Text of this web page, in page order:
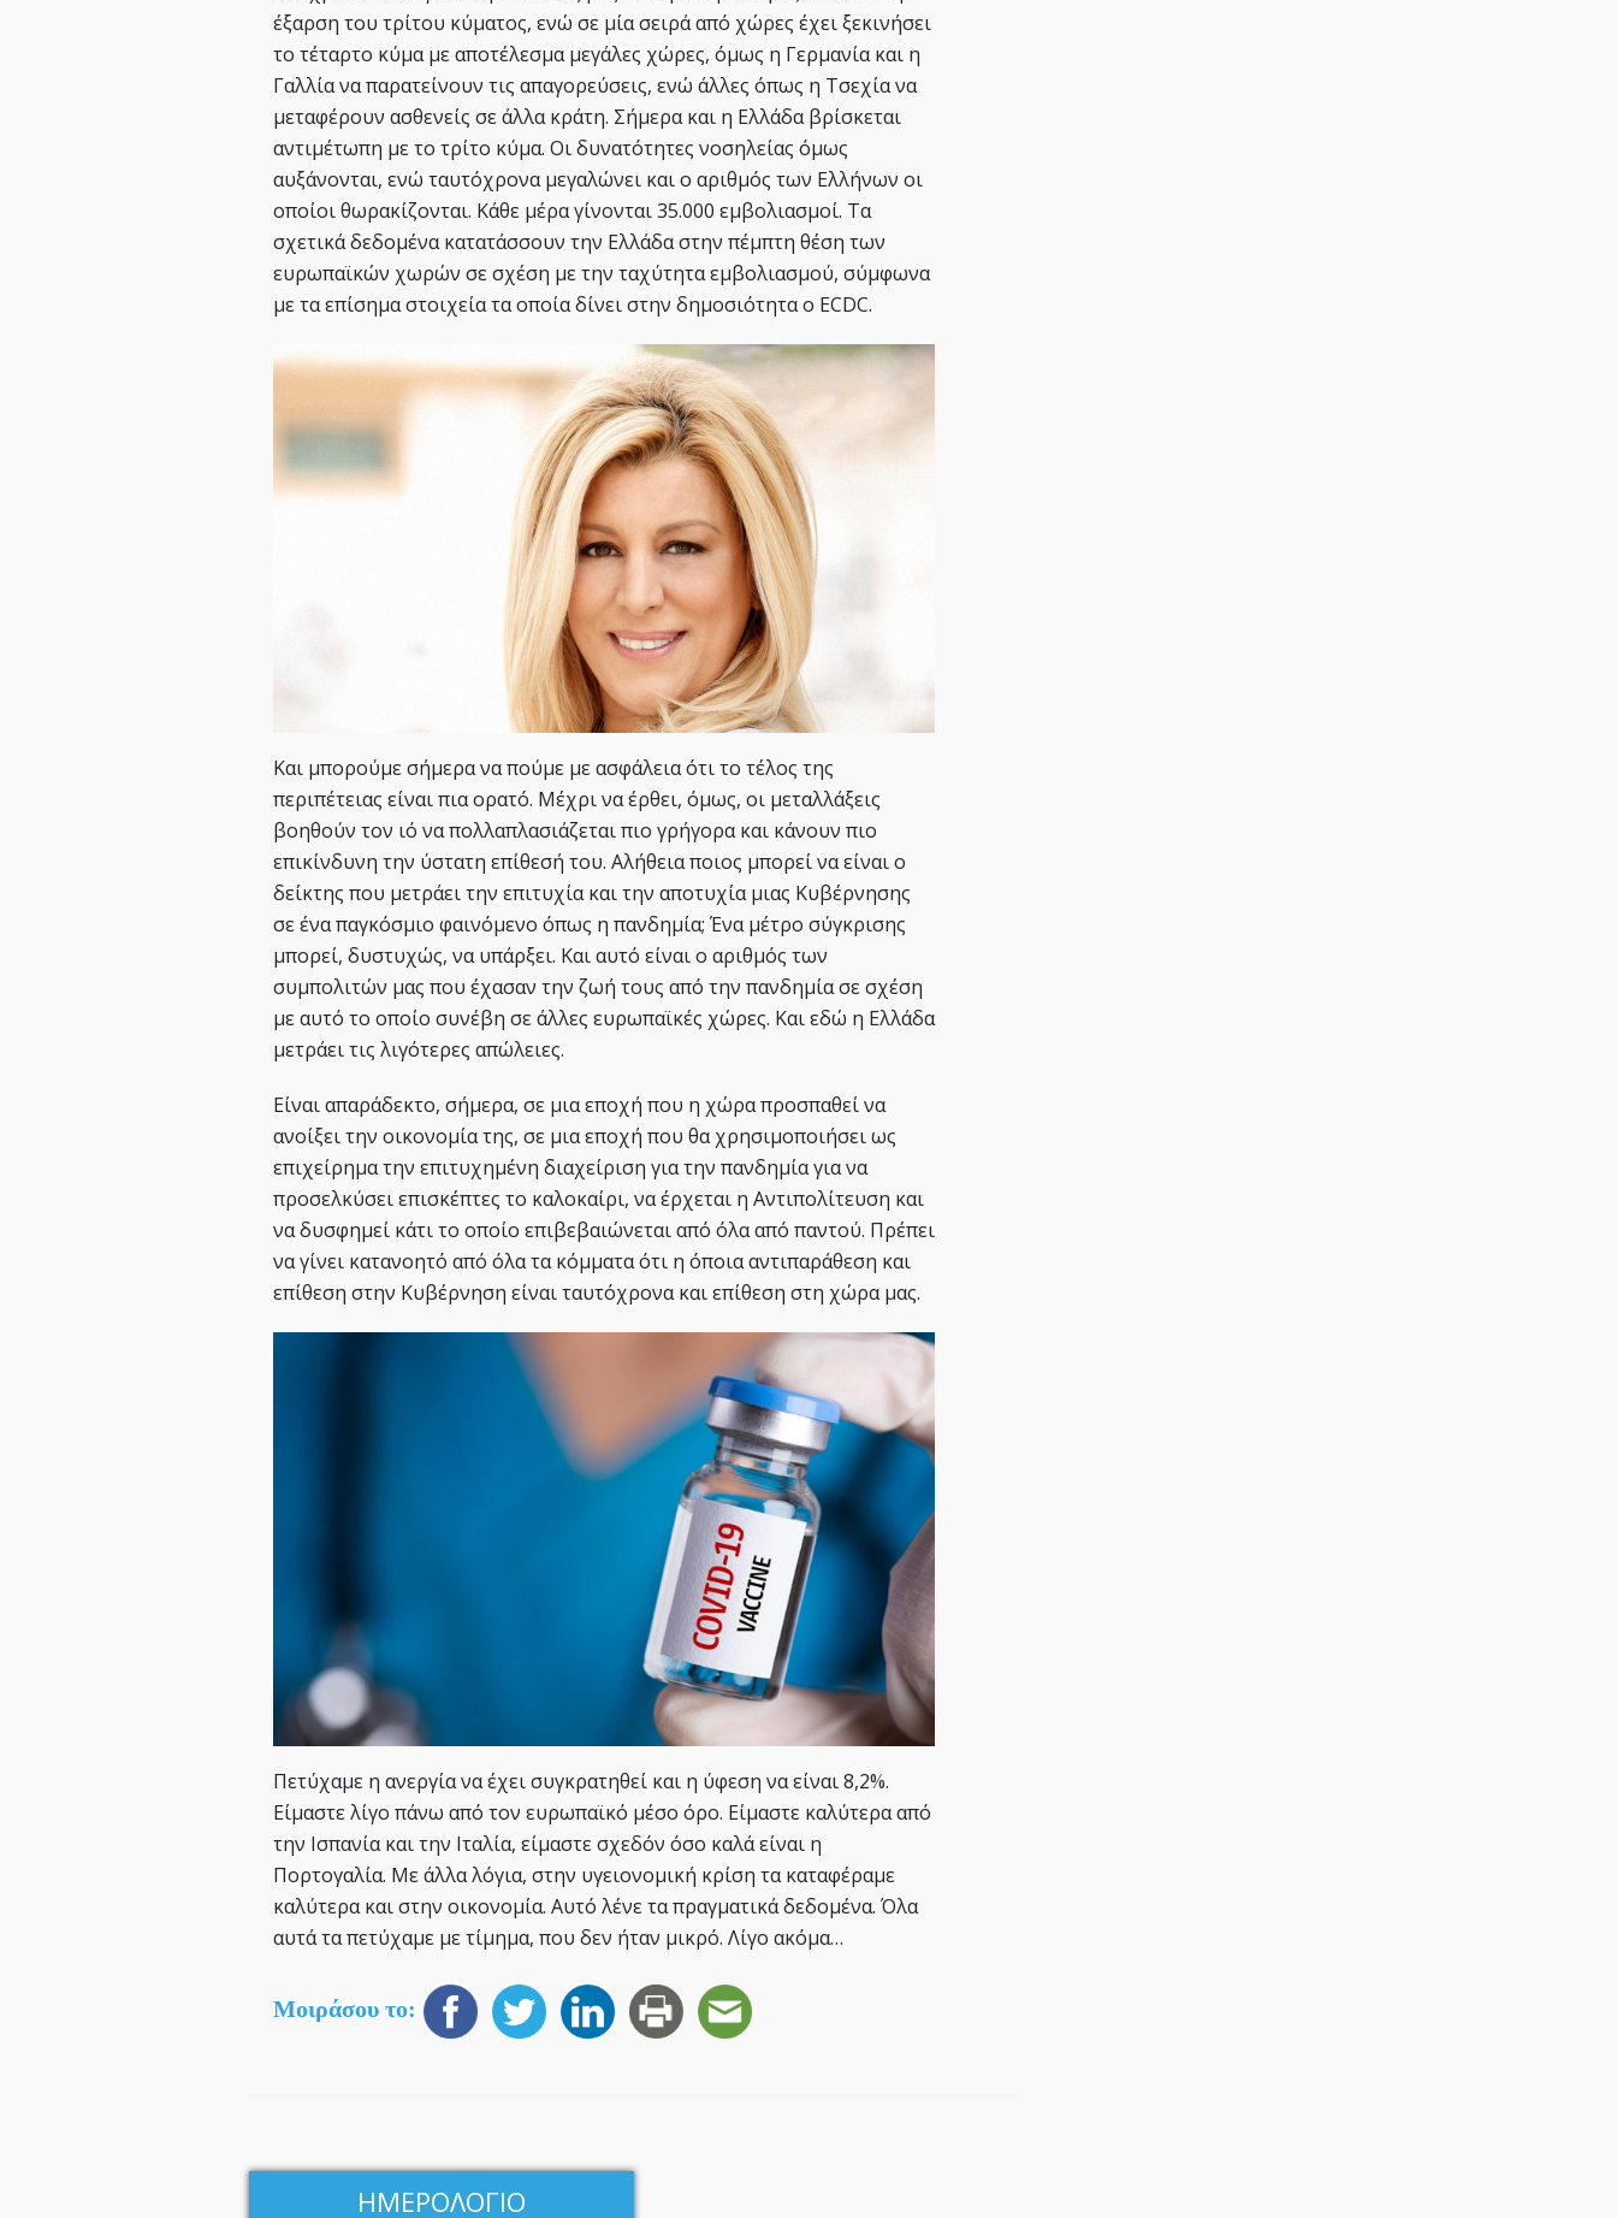
έξαρση του τρίτου κύματος, ενώ σε μία σειρά από χώρες έχει ξεκινήσει
το τέταρτο κύμα με αποτέλεσμα μεγάλες χώρες, όμως η Γερμανία και η
Γαλλία να παρατείνουν τις απαγορεύσεις, ενώ άλλες όπως η Τσεχία να
μεταφέρουν ασθενείς σε άλλα κράτη. Σήμερα και η Ελλάδα βρίσκεται
αντιμέτωπη με το τρίτο κύμα. Οι δυνατότητες νοσηλείας όμως
αυξάνονται, ενώ ταυτόχρονα μεγαλώνει και ο αριθμός των Ελλήνων οι
οποίοι θωρακίζονται. Κάθε μέρα γίνονται 35.000 εμβολιασμοί. Τα
σχετικά δεδομένα κατατάσσουν την Ελλάδα στην πέμπτη θέση των
ευρωπαϊκών χωρών σε σχέση με την ταχύτητα εμβολιασμού, σύμφωνα
με τα επίσημα στοιχεία τα οποία δίνει στην δημοσιότητα o ECDC.
Και μπορούμε σήμερα να πούμε με ασφάλεια ότι το τέλος της
περιπέτειας είναι πια ορατό. Μέχρι να έρθει, όμως, οι μεταλλάξεις
βοηθούν τον ιό να πολλαπλασιάζεται πιο γρήγορα και κάνουν πιο
επικίνδυνη την ύστατη επίθεσή του. Αλήθεια ποιος μπορεί να είναι ο
δείκτης που μετράει την επιτυχία και την αποτυχία μιας Κυβέρνησης
σε ένα παγκόσμιο φαινόμενο όπως η πανδημία; Ένα μέτρο σύγκρισης
μπορεί, δυστυχώς, να υπάρξει. Και αυτό είναι ο αριθμός των
συμπολιτών μας που έχασαν την ζωή τους από την πανδημία σε σχέση
με αυτό το οποίο συνέβη σε άλλες ευρωπαϊκές χώρες. Και εδώ η Ελλάδα
μετράει τις λιγότερες απώλειες.
Είναι απαράδεκτο, σήμερα, σε μια εποχή που η χώρα προσπαθεί να
ανοίξει την οικονομία της, σε μια εποχή που θα χρησιμοποιήσει ως
επιχείρημα την επιτυχημένη διαχείριση για την πανδημία για να
προσελκύσει επισκέπτες το καλοκαίρι, να έρχεται η Αντιπολίτευση και
να δυσφημεί κάτι το οποίο επιβεβαιώνεται από όλα από παντού. Πρέπει
να γίνει κατανοητό από όλα τα κόμματα ότι η όποια αντιπαράθεση και
επίθεση στην Κυβέρνηση είναι ταυτόχρονα και επίθεση στη χώρα μας.
Πετύχαμε η ανεργία να έχει συγκρατηθεί και η ύφεση να είναι 8,2%.
Είμαστε λίγο πάνω από τον ευρωπαϊκό μέσο όρο. Είμαστε καλύτερα από
την Ισπανία και την Ιταλία, είμαστε σχεδόν όσο καλά είναι η
Πορτογαλία. Με άλλα λόγια, στην υγειονομική κρίση τα καταφέραμε
καλύτερα και στην οικονομία. Αυτό λένε τα πραγματικά δεδομένα. Όλα
αυτά τα πετύχαμε με τίμημα, που δεν ήταν μικρό. Λίγο ακόμα…
Μοιράσου το:
ΗΜΕΡΟΛΟΓΙΟ